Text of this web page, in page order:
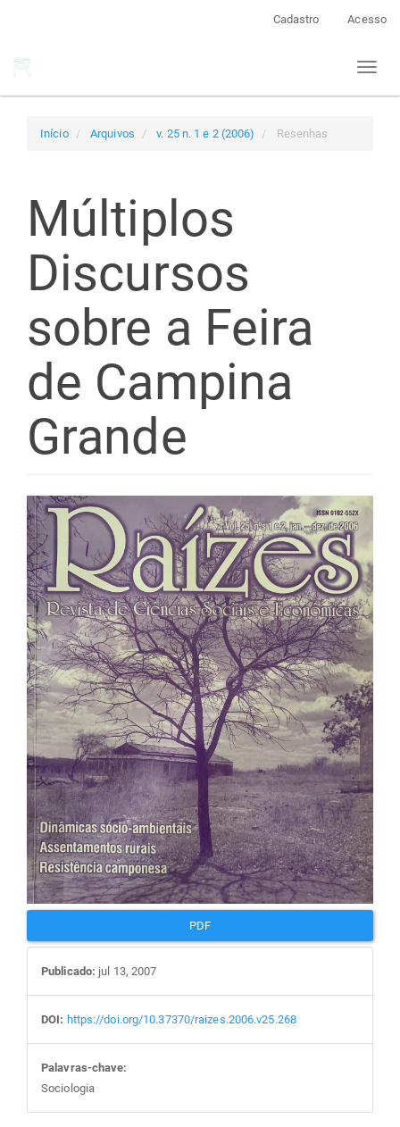
Cadastro Acesso
Toggle
Início Arquivos v. 25 n. 1 e 2 (2006) Resenhas
Múltiplos
Discursos
sobre a Feira
de Campina
Grande
Barra
lateral
de
artigos
PDF
Publicado: jul 13, 2007
DOI: https://doi.org/10.37370/raizes.2006.v25.268
Palavras-chave:
Sociologia